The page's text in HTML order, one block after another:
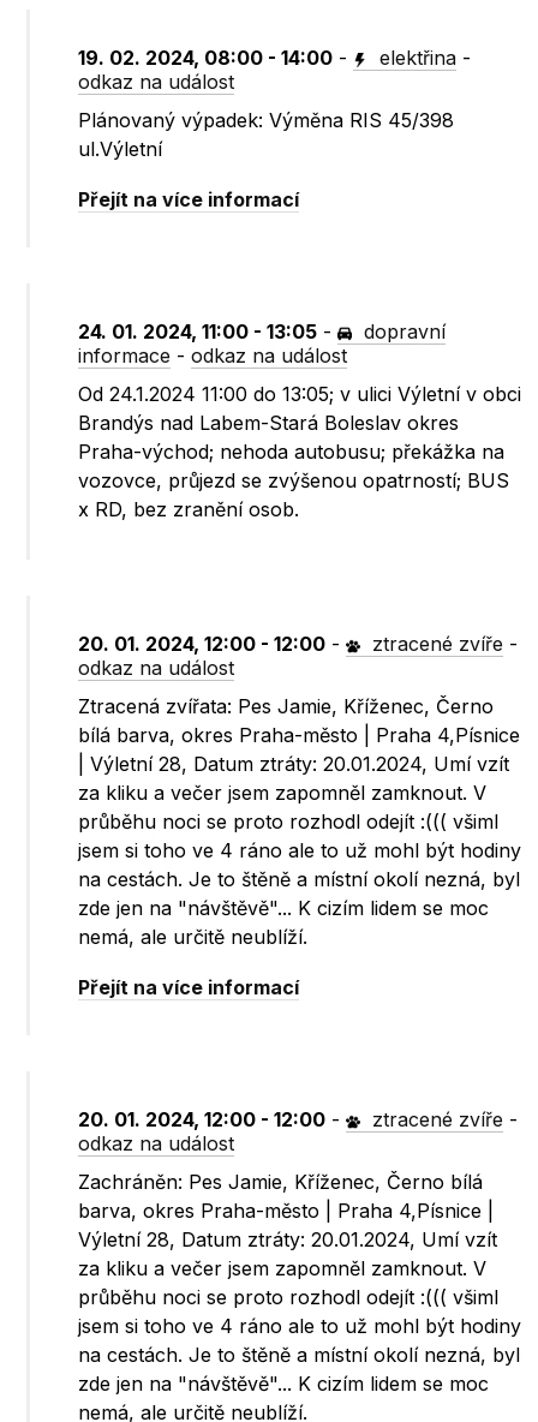
19. 02. 2024, 08:00 - 14:00 - elektřina -
odkaz na událost
Plánovaný výpadek: Výměna RIS 45/398
ul.Výletní
Přejít na více informací
24. 01. 2024, 11:00 - 13:05 -
dopravní
informace -odkaz na událost
Od 24.1.2024 11:00 do 13:05; v ulici Výletní v obci
Brandýs nad Labem-Stará Boleslav okres
Praha-východ; nehoda autobusu; překážka na
vozovce, průjezd se zvýšenou opatrností; BUS
x RD, bez zranění osob.
20. 01. 2024, 12:00 - 12:00 - ztracené zvíře -
odkaz na událost
Ztracená zvířata: Pes Jamie, Kříženec, Černo
bílá barva, okres Praha-město | Praha 4,Písnice
| Výletní 28, Datum ztráty: 20.01.2024, Umí vzít
za kliku a večer jsem zapomněl zamknout. V
průběhu noci se proto rozhodl odejít :((( všiml
jsem si toho ve 4 ráno ale to už mohl být hodiny
na cestách. Je to štěně a místní okolí nezná, byl
zde jen na "návštěvě"... K cizím lidem se moc
nemá, ale určitě neublíží.
Přejít na více informací
20. 01. 2024, 12:00 - 12:00 - ztracené zvíře -
odkaz na událost
Zachráněn: Pes Jamie, Kříženec, Černo bílá
barva, okres Praha-město | Praha 4,Písnice |
Výletní 28, Datum ztráty: 20.01.2024, Umí vzít
za kliku a večer jsem zapomněl zamknout. V
průběhu noci se proto rozhodl odejít :((( všiml
jsem si toho ve 4 ráno ale to už mohl být hodiny
na cestách. Je to štěně a místní okolí nezná, byl
zde jen na "návštěvě"... K cizím lidem se moc
nemá, ale určitě neublíží.